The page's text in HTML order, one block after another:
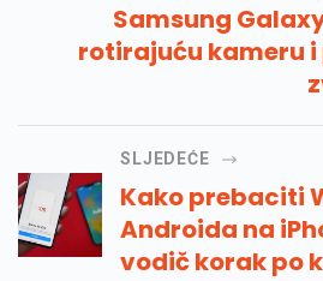
Samsung
rotirajuću kameru i
SLJEDEĆE
Kako prebaciti
Androida na
vodič korak po